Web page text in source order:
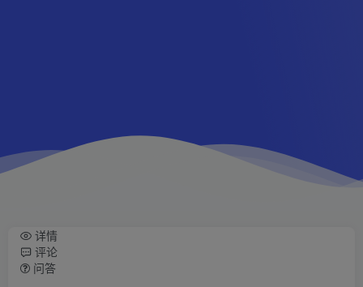
详情
评论
问答